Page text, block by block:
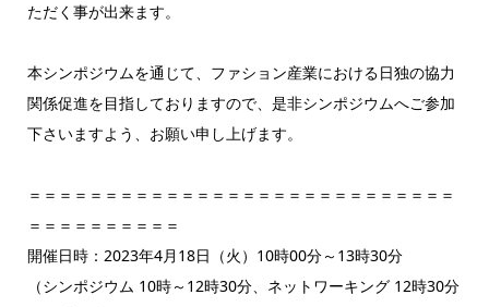
ただく事が出来ます。
本シンポジウムを通じて、ファション産業における日独の協力
関係促進を目指しておりますので、是非シンポジウムへご参加
下さいますよう、お願い申し上げます。
＝＝＝＝＝＝＝＝＝＝＝＝＝＝＝＝＝＝＝＝＝＝＝＝＝＝＝＝
＝＝＝＝＝＝＝＝＝＝
開催日時：2023年4月18日（火）10時00分～13時30分
（シンポジウム 10時～12時30分、ネットワーキング 12時30分